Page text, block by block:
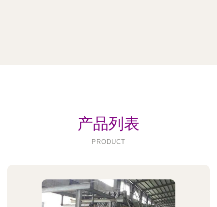
产品列表
PRODUCT